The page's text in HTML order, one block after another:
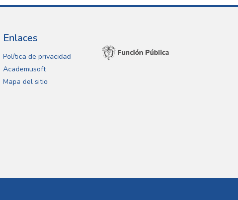
Enlaces
Política de privacidad
Academusoft
Mapa del sitio